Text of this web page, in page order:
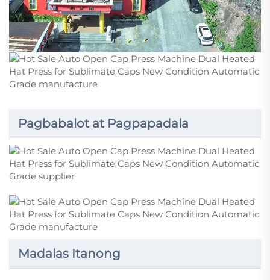
Pagbabalot at Pagpapadala
Madalas Itanong